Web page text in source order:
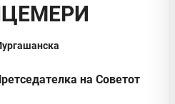
на Советот